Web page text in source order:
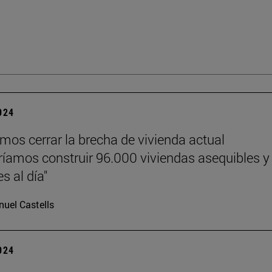
cerrar la brecha de vivienda actual
construir 96.000 viviendas asequibles y
al día"
Castells